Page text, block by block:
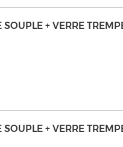
+ VERRE
+ VERRE